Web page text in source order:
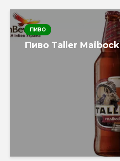
ПИВО
Пиво Taller Maibock